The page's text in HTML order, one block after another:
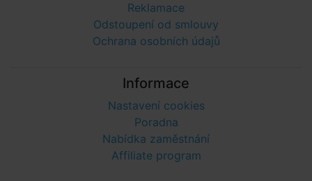
Reklamace
Odstoupení od smlouvy
Ochrana osobních údajů
Informace
Nastavení cookies
Poradna
Nabídka zaměstnání
Affiliate program